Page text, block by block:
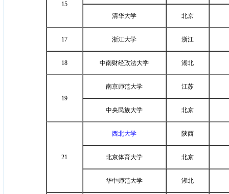
15
清华大学 北京
17 浙江大学 浙江
18 中南财经政法大学 湖北
19
南京师范大学 江苏
中央民族大学 北京
21
西北大学 陕西
北京体育大学 北京
华中师范大学 湖北